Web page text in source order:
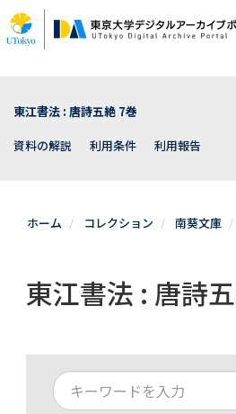
イ
ン
東江書法 : 唐詩五絶 7巻
資料の解説
利用条件 利用報告
ホーム コレクション 南葵文庫
東江書法 : 唐詩